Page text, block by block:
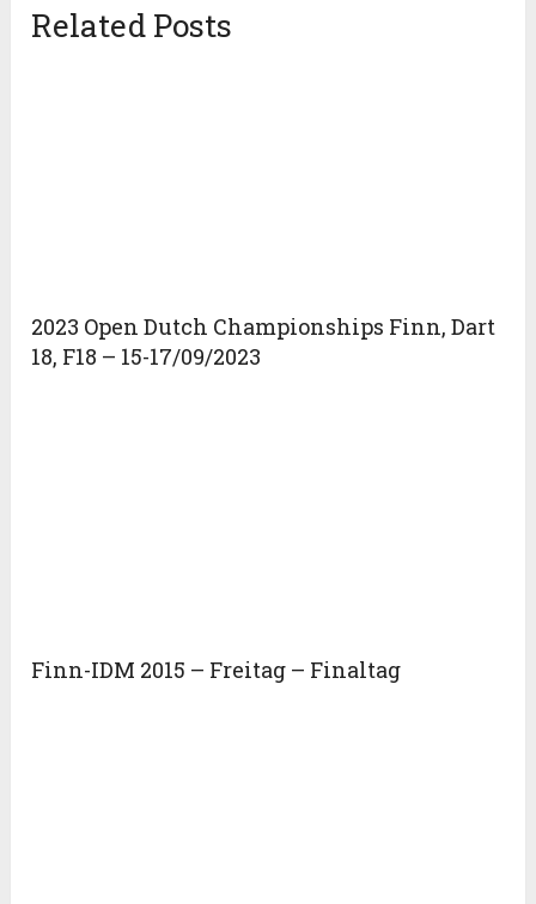
Related Posts
2023 Open Dutch Championships Finn, Dart
18, F18 – 15-17/09/2023
Finn-IDM 2015 – Freitag – Finaltag